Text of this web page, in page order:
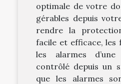
optimale de votre
gérables depuis
rendre la
facile et efficace,
les alarmes
contrôlé depuis un
que les alarmes